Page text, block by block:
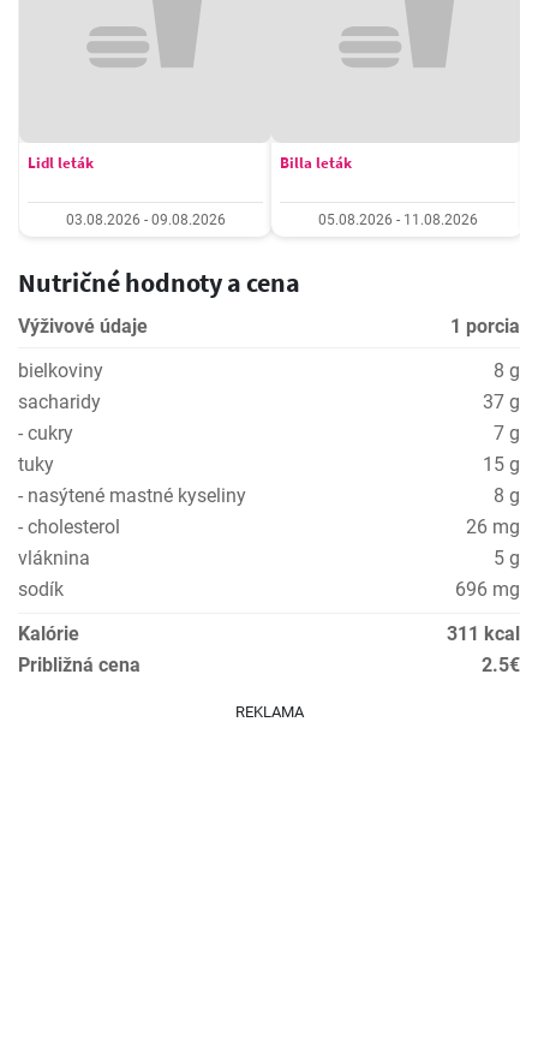
Lidl leták
03.08.2026 - 09.08.2026
Billa leták
05.08.2026 - 11.08.2026
Nutričné hodnoty a cena
Výživové údaje
1 porcia
bielkoviny
8 g
sacharidy
37 g
- cukry
7 g
tuky
15 g
- nasýtené mastné kyseliny
8 g
- cholesterol
26 mg
vláknina
5 g
sodík
696 mg
Kalórie
311 kcal
Približná cena
2.5€
REKLAMA